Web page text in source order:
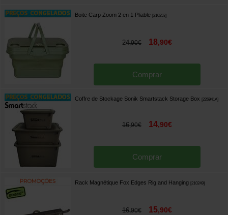
Boite Carp Zoom 2 en 1 Pliable [210253]
24,90€ 18,90€
Comprar
Coffre de Stockage Sonik Smartstack Storage Box [226941A]
16,90€ 14,90€
Comprar
Rack Magnétique Fox Edges Rig and Hanging [210249]
16,90€ 15,90€